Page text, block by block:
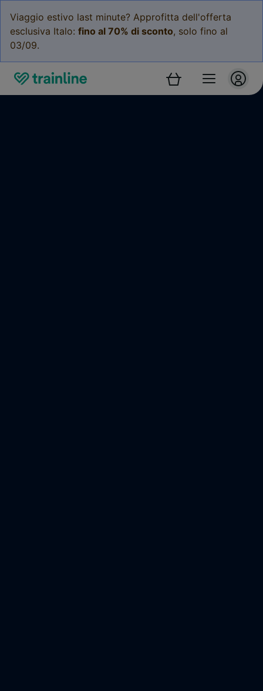
Viaggio estivo last minute? Approfitta dell'offerta
esclusiva Italo: fino al 70% di sconto, solo fino al
03/09.